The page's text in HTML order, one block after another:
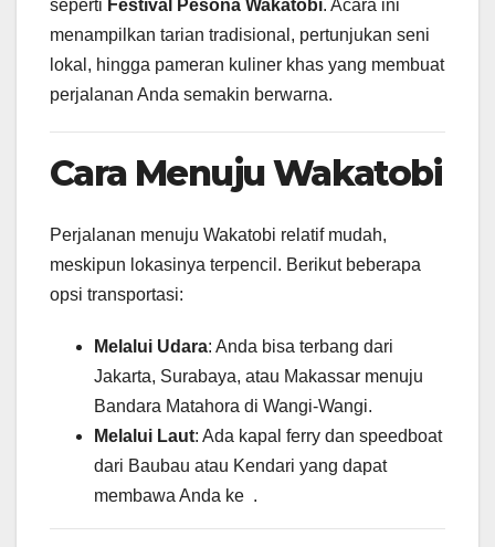
seperti Festival Pesona Wakatobi. Acara ini
menampilkan tarian tradisional, pertunjukan seni
lokal, hingga pameran kuliner khas yang membuat
perjalanan Anda semakin berwarna.
Cara Menuju Wakatobi
Perjalanan menuju Wakatobi relatif mudah,
meskipun lokasinya terpencil. Berikut beberapa
opsi transportasi:
Melalui Udara: Anda bisa terbang dari
Jakarta, Surabaya, atau Makassar menuju
Bandara Matahora di Wangi-Wangi.
Melalui Laut: Ada kapal ferry dan speedboat
dari Baubau atau Kendari yang dapat
membawa Anda ke .